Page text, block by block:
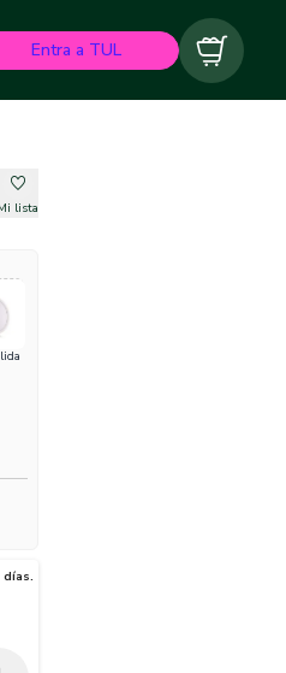
Entra a TUL Carrito
lista
días.